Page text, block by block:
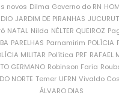
novos Dilma Governo do RN
JARDIM DE PIRANHAS
NATAL Nilda NÉLTER QUEIROZ
PARELHAS Parnamirim POLÍCIA
MILITAR Política PRF RAFAEL
GERMANO Robinson Faria
NORTE Temer UFRN Vivaldo
ÁLVARO DIAS